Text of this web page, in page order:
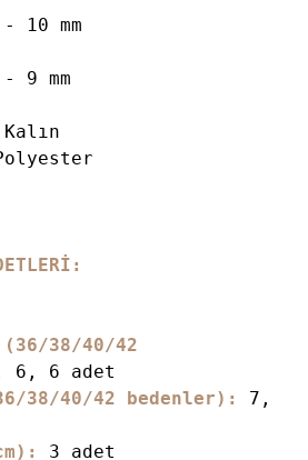
- 10 mm
- 9 mm
Kalın
38/40/42
6, 6 adet
38/40/42 bedenler):
7,
3 adet